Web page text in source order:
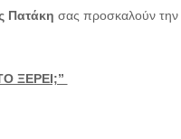
Πατάκη σας προσκαλούν την
ΞΕΡΕΙ;”